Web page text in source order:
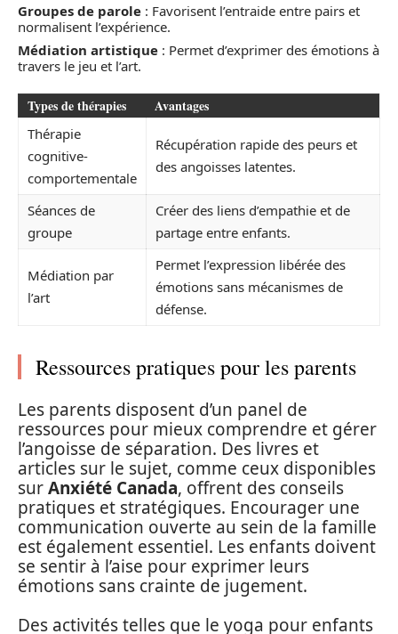
Groupes de parole : Favorisent l’entraide entre pairs et
normalisent l’expérience.
Médiation artistique : Permet d’exprimer des émotions à
travers le jeu et l’art.
Types de thérapies Avantages
Thérapie
cognitive-
comportementale
Récupération rapide des peurs et
des angoisses latentes.
Séances de
groupe
Créer des liens d’empathie et de
partage entre enfants.
Médiation par
l’art
Permet l’expression libérée des
émotions sans mécanismes de
défense.
Ressources pratiques pour les parents
Les parents disposent d’un panel de
ressources pour mieux comprendre et gérer
l’angoisse de séparation. Des livres et
articles sur le sujet, comme ceux disponibles
surAnxiété Canada, offrent des conseils
pratiques et stratégiques. Encourager une
communication ouverte au sein de la famille
est également essentiel. Les enfants doivent
se sentir à l’aise pour exprimer leurs
émotions sans crainte de jugement.
Des activités telles que le yoga pour enfants